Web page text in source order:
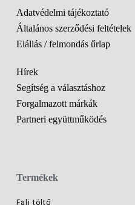
Adatvédelmi tájékoztató
Általános szerződési feltételek
Elállás / felmondás űrlap
Hírek
Segítség a választáshoz
Forgalmazott márkák
Partneri együttműködés
Termékek
Fali töltő